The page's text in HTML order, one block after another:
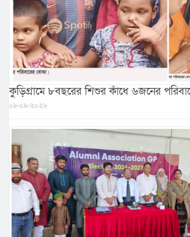
কুড়িগ্রামে ৮বছরের শিশুর কাঁধে ৬জনের
০৮/০৮/২০২৬